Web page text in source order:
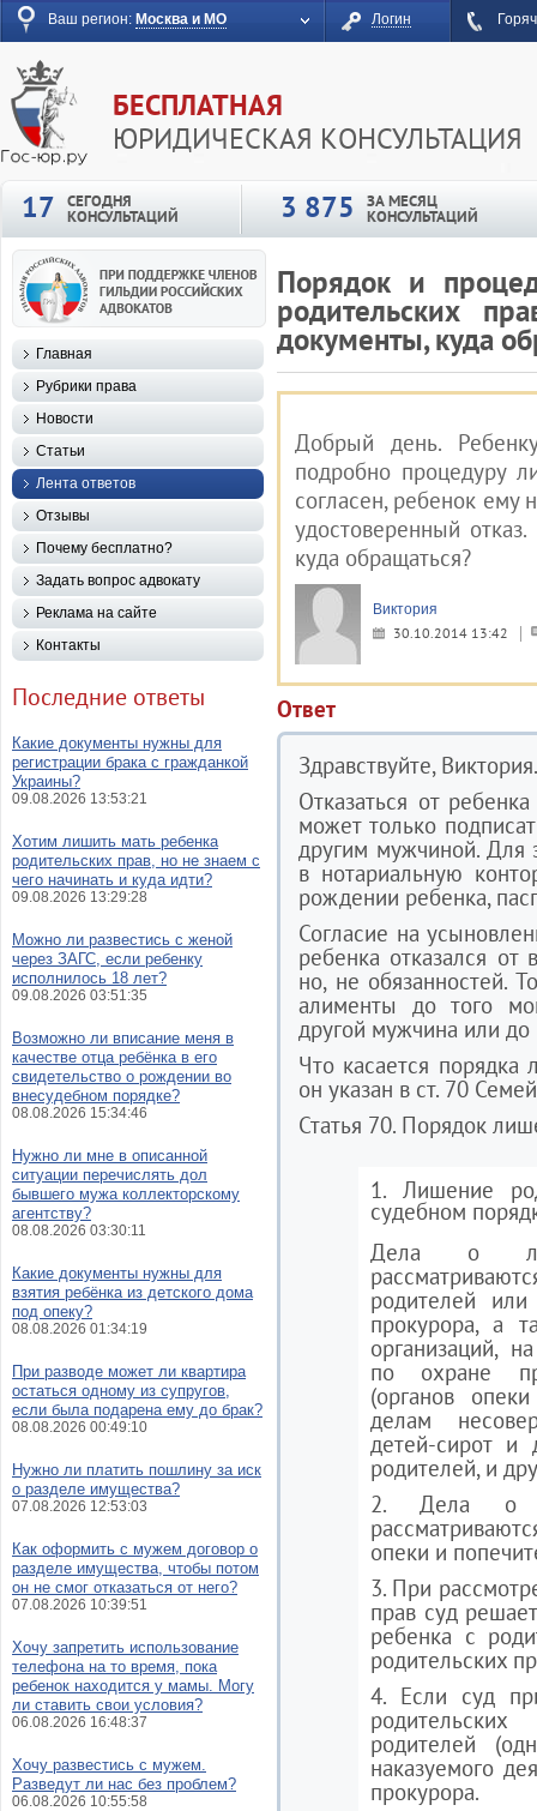
Ваш регион: Москва и МО Логин
БЕСПЛАТНАЯ
ЮРИДИЧЕСКАЯ КОНСУЛЬТАЦИЯ
17
СЕГОДНЯ
КОНСУЛЬТАЦИЙ 3 875 ЗА МЕСЯЦ
КОНСУЛЬТАЦИЙ
Порядок и
родительских
документы, куда
Добрый день.
подробно процедуру
согласен, ребенок ему
удостоверенный
куда обращаться?
Виктория
30.10.2014 13:42
Ответ
Здравствуйте, Виктория.
Отказаться от
может только
другим мужчиной. Для
в нотариальную
рождении ребенка,
Согласие на
ребенка отказался
но, не обязанностей.
алименты до того
другой мужчина или
Что касается порядка
он указан в ст. 70
Статья 70. Порядок
1. Лишение
судебном
Дела о
родителей
прокурора, а
организаций,
по охране
(органов
делам
детей-сирот и
родителей, и
2. Дела о
опеки и
3. При
прав суд
ребенка с
родительских
4. Если суд
родителей
наказуемого
прокурора.
Главная
Рубрики права
Новости
Статьи
Лента ответов
Отзывы
Почему бесплатно?
Задать вопрос адвокату
Реклама на сайте
Контакты
Последние ответы
Какие документы нужны для
регистрации брака с гражданкой
Украины?
09.08.2026 13:53:21
Хотим лишить мать ребенка
родительских прав, но не знаем с
чего начинать и куда идти?
09.08.2026 13:29:28
Можно ли развестись с женой
через ЗАГС, если ребенку
исполнилось 18 лет?
09.08.2026 03:51:35
Возможно ли вписание меня в
качестве отца ребёнка в его
свидетельство о рождении во
внесудебном порядке?
08.08.2026 15:34:46
Нужно ли мне в описанной
ситуации перечислять дол
бывшего мужа коллекторскому
агентству?
08.08.2026 03:30:11
Какие документы нужны для
взятия ребёнка из детского дома
под опеку?
08.08.2026 01:34:19
При разводе может ли квартира
остаться одному из супругов,
если была подарена ему до брак?
08.08.2026 00:49:10
Нужно ли платить пошлину за иск
о разделе имущества?
07.08.2026 12:53:03
Как оформить с мужем договор о
разделе имущества, чтобы потом
он не смог отказаться от него?
07.08.2026 10:39:51
Хочу запретить использование
телефона на то время, пока
ребенок находится у мамы. Могу
ли ставить свои условия?
06.08.2026 16:48:37
Хочу развестись с мужем.
Разведут ли нас без проблем?
06.08.2026 10:55:58